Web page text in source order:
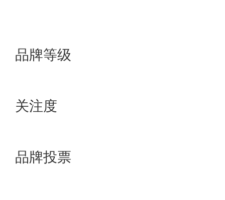
品牌等级
关注度
品牌投票